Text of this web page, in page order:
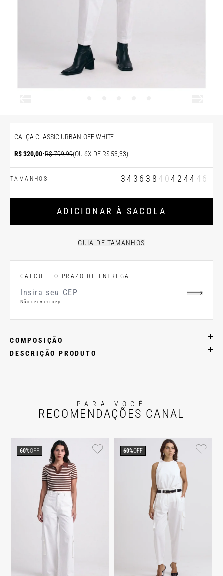
CALÇA CLASSIC URBAN-OFF WHITE
R$ 320,00•R$ 799,99(OU 6X DE R$ 53,33)
TAMANHOS 34 36 38 4042 44 46
ADICIONAR À SACOLA
GUIA DE TAMANHOS
CALCULE O PRAZO DE ENTREGA
Não sei meu cep
COMPOSIÇÃO
DESCRIÇÃO PRODUTO
PARA VOCÊ
RECOMENDAÇÕES CANAL
60%OFF 60%OFF